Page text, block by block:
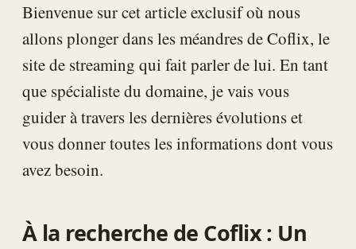
Bienvenue sur cet article exclusif où nous
allons plonger dans les méandres de Coflix, le
site de streaming qui fait parler de lui. En tant
que spécialiste du domaine, je vais vous
guider à travers les dernières évolutions et
vous donner toutes les informations dont vous
avez besoin.
À la recherche de Coflix : Un